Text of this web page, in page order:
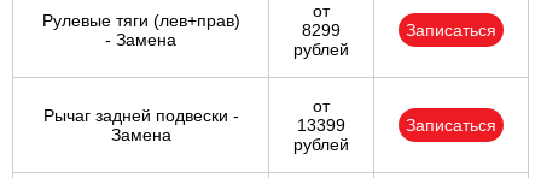
Рулевые тяги (лев+прав)
- Замена
от
8299
рублей
Записаться
Рычаг задней подвески -
Замена
от
13399
рублей
Записаться